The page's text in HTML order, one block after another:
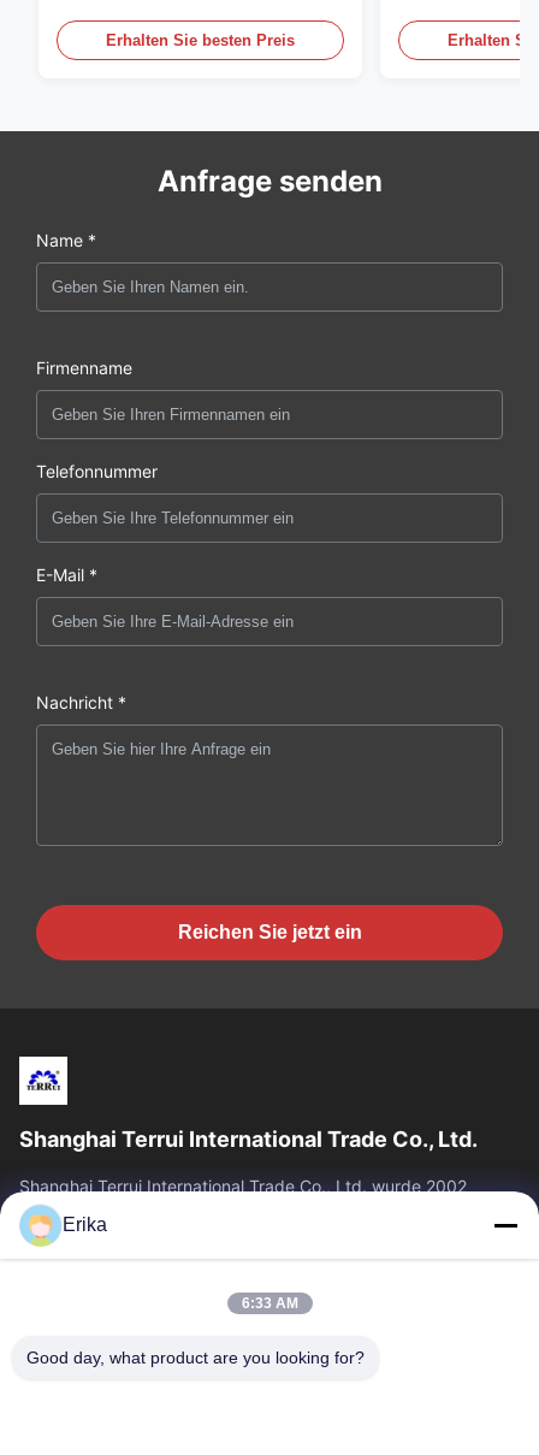
mm und einem Luftvolumen von
120000 m3/h entwickelt.
Erhalten Sie besten Preis Erhalten
Anfrage senden
Name *
Firmenname
Telefonnummer
E-Mail *
Nachricht *
Reichen Sie jetzt ein
Shanghai Terrui International Trade Co., Ltd.
Shanghai Terrui International Trade Co., Ltd. wurde 2002
gegründet und ist auf die Entwicklung, Herstellung und den
Verkauf von Viehausrüstung...
Schnelllinks
Produkte
Über Uns
Qualitätskontrolle
Erika
6:33 AM
Good day, what product are you looking for?